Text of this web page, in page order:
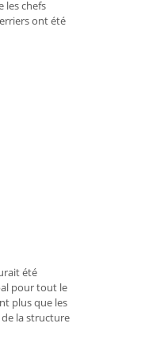
les chefs
ont été
été
pour tout le
plus que les
la structure